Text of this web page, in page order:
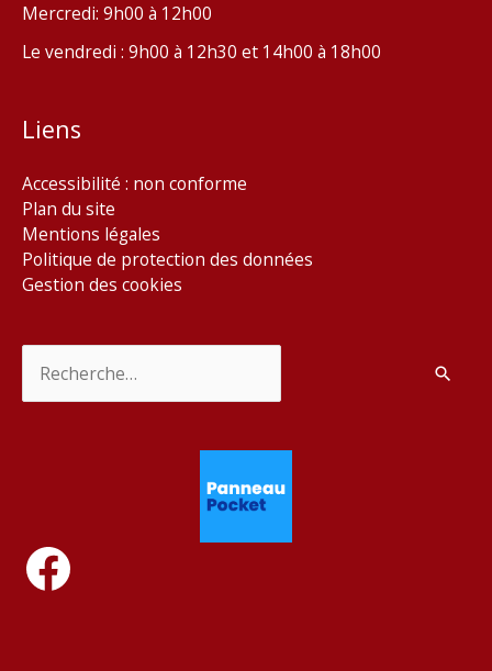
Mercredi: 9h00 à 12h00
Le vendredi : 9h00 à 12h30 et 14h00 à 18h00
Liens
Accessibilité : non conforme
Plan du site
Mentions légales
Politique de protection des données
Gestion des cookies
Facebook